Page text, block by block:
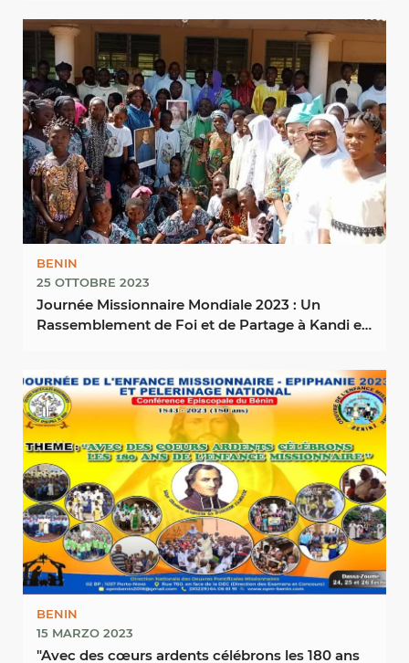
BENIN
25 OTTOBRE 2023
Journée Missionnaire Mondiale 2023 : Un
Rassemblement de Foi et de Partage à Kandi et
BENIN
15 MARZO 2023
"Avec des cœurs ardents célébrons les 180 ans